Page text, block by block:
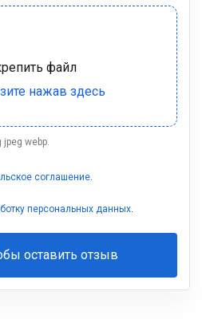
webp.
соглашение.
персональных данных.
оставить отзыв